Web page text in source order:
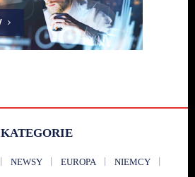
KATEGORIE
NEWSY EUROPA NIEMCY